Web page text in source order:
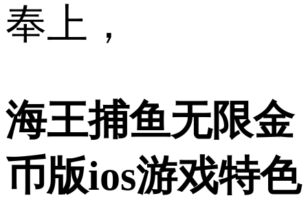
奉上，
海王捕鱼无限金
币版ios游戏特色